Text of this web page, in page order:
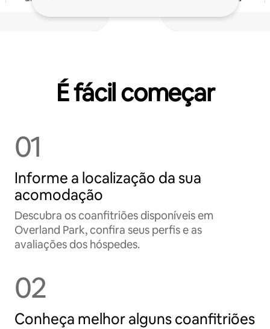
É fácil começar
01
Informe a localização da sua
acomodação
Descubra os coanfitriões disponíveis em
Overland Park, confira seus perfis e as
avaliações dos hóspedes.
02
Conheça melhor alguns coanfitriões